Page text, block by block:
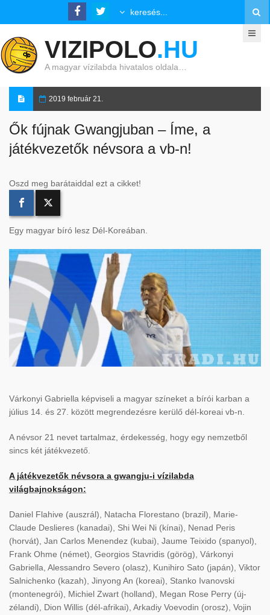
VIZIPOLO.HU
A magyar vízilabda hivatalos oldala…
2019 február 21.
Ők fújnak Gwangjuban – Íme, a
játékvezetők névsora a vb-n!
Oszd meg barátaiddal ezt a cikket!
Egy magyar bíró lesz Dél-Koreában.
Várkonyi Gabriella képviseli a magyar színeket a bírói karban a
július 14. és 27. között megrendezésre kerülő dél-koreai vb-n.
A névsor 21 nevet tartalmaz, érdekesség, hogy egy nemzetből
sincs két játékvezető.
A játékvezetők névsora a gwangju-i vízilabda
világbajnokságon:
Daniel Flahive (auszrál), Natacha Florestano (brazil), Marie-
Claude Deslieres (kanadai), Shi Wei Ni (kínai), Nenad Peris
(horvát), Jan Carlos Menendez (kubai), Jaume Teixido (spanyol),
Frank Ohme (német), Georgios Stavridis (görög), Várkonyi
Gabriella, Alessandro Severo (olasz), Kunihiro Sato (japán), Viktor
Salnichenko (kazah), Jinyong An (koreai), Stanko Ivanovski
(montenegrói), Michiel Zwart (holland), Megan Rose Perry (új-
zélandi), Dion Willis (dél-afrikai), Arkadiy Voevodin (orosz), Vojin